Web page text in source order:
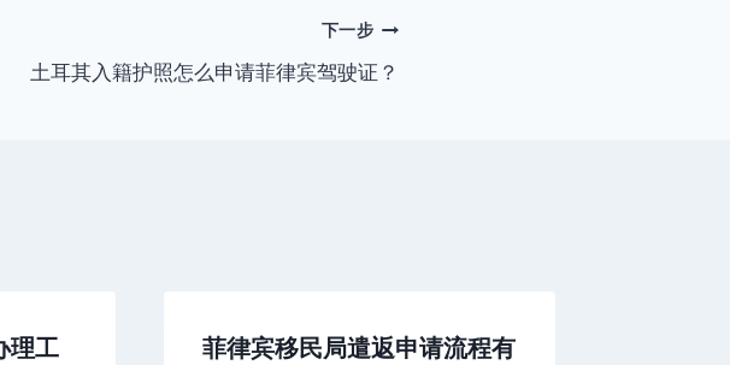
下一步
土耳其入籍护照怎么申请菲律宾驾驶证？
理工
菲律宾移民局遣返申请流程有